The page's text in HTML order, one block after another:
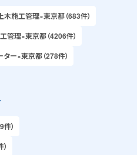
木施工管理×東京都（683件）
管理×東京都（4206件）
ー×東京都（278件）
）